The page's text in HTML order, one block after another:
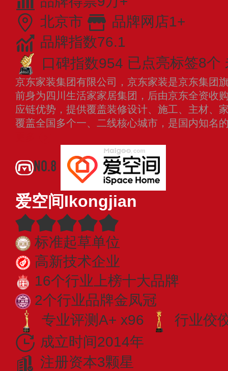
北京市
品牌网店1+
品牌指数76.1
口碑指数954 已点亮标签8个
京东家装集团有限公司，京东家装是京东集团
前身为四川生活家家居集团，后由京东全资收
应链优势，提供覆盖装修设计、施工、主材、
覆盖全国多个一、二线核心城市，是国内知名
NO.8
爱空间Ikongjian
标准起草单位
高新技术企业
16个行业上榜十大品牌
2个行业品牌金凤冠
专业评测A+ x96
行业佼
成立时间2014年
注册资本3颗星